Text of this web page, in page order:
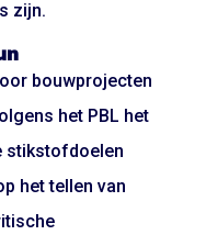
zijn.
bouwprojecten
het PBL het
stikstofdoelen
het tellen van